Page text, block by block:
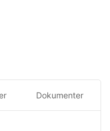
Dokumenter